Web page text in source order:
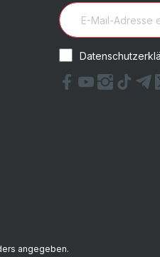
angegeben.